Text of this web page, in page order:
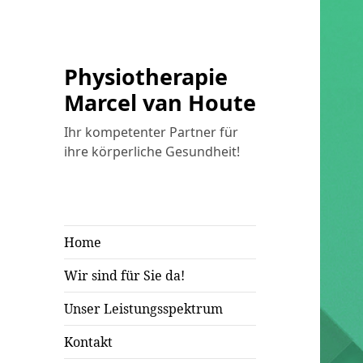
Physiotherapie
Marcel van Houte
Ihr kompetenter Partner für
ihre körperliche Gesundheit!
Home
Wir sind für Sie da!
Unser Leistungsspektrum
Kontakt